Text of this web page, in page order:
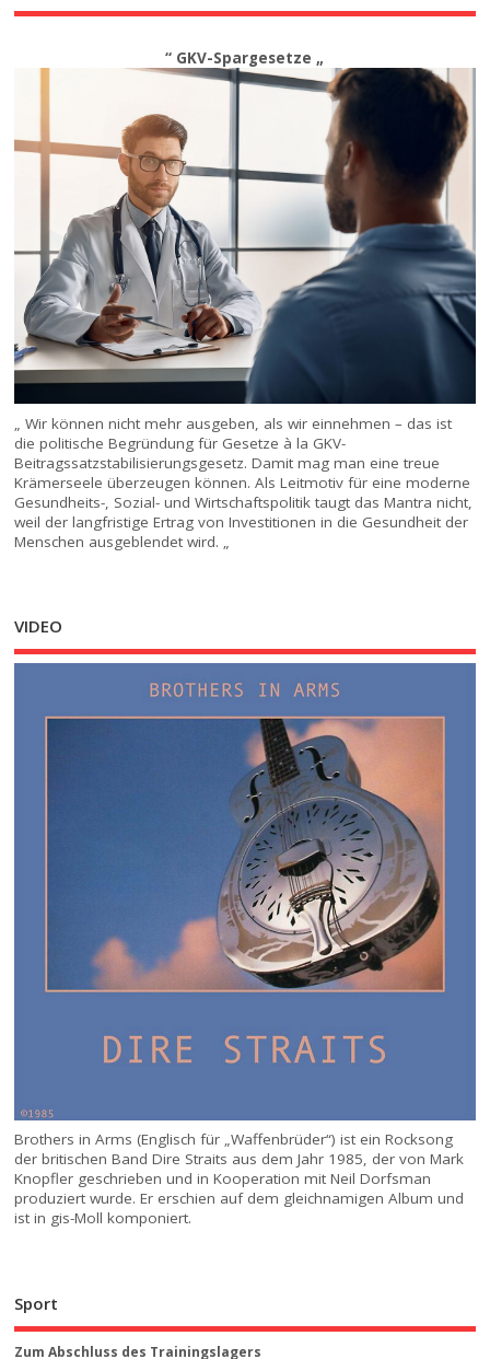
“ GKV-Spargesetze „
„ Wir können nicht mehr ausgeben, als wir einnehmen – das ist
die politische Begründung für Gesetze à la GKV-
Beitragssatzstabilisierungsgesetz. Damit mag man eine treue
Krämerseele überzeugen können. Als Leitmotiv für eine moderne
Gesundheits-, Sozial- und Wirtschaftspolitik taugt das Mantra nicht,
weil der langfristige Ertrag von Investitionen in die Gesundheit der
Menschen ausgeblendet wird. „
VIDEO
Brothers in Arms (Englisch für „Waffenbrüder“) ist ein Rocksong
der britischen Band Dire Straits aus dem Jahr 1985, der von Mark
Knopfler geschrieben und in Kooperation mit Neil Dorfsman
produziert wurde. Er erschien auf dem gleichnamigen Album und
ist in gis-Moll komponiert.
Sport
Zum Abschluss des Trainingslagers